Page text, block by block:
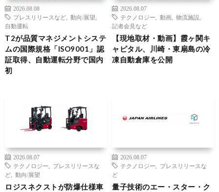
2026.08.08
プレスリリースなど
動向/展望
自動運転
T2が品質マネジメントシステ
ムの国際規格「ISO9001」認
証取得、自動運転分野で国内
初
2026.08.07
テクノロジー
動画 物流施設
記者会見など
【現地取材・動画】霞ヶ関キ
ャピタル、川崎・東扇島の冷
凍自動倉庫を公開
2026.08.07
テクノロジー
プレスリリースな
ど
動向/展望
ロジスネクストが防爆仕様車
2026.08.07
テクノロジー
プレスリリースな
ど
量子技術のエー・スター・ク